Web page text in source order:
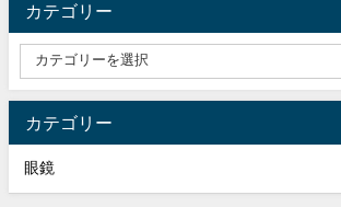
カテゴリー
カテゴリー
眼鏡